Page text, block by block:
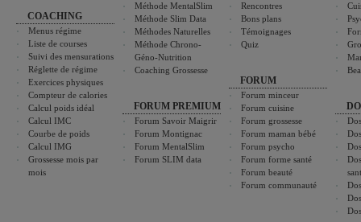
COACHING
Menus régime
Liste de courses
Suivi des mensurations
Réglette de régime
Exercices physiques
Compteur de calories
Calcul poids idéal
Calcul IMC
Courbe de poids
Calcul IMG
Grossesse mois par
mois
Méthode MentalSlim
Méthode Slim Data
Méthodes Naturelles
Méthode Chrono-
Géno-Nutrition
Coaching Grossesse
FORUM PREMIUM
Forum Savoir Maigrir
Forum Montignac
Forum MentalSlim
Forum SLIM data
Rencontres
Bons plans
Témoignages
Quiz
FORUM
Forum minceur
Forum cuisine
Forum grossesse
Forum maman bébé
Forum psycho
Forum forme santé
Forum beauté
Forum communauté